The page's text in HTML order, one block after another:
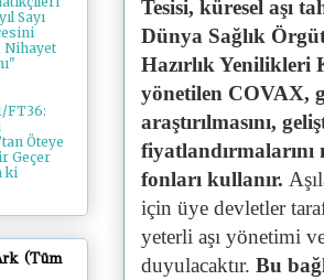
Tesisi, küresel aşı
Dünya Sağlık
Hazırlık Yenilikleri
yönetilen COVAX,
araştırılmasını,
fonları kullanır.
için üye devletler
yeterli aşı yönetimi
duyulacaktır. Bu
Sayı
Nihayet
FT36:
Öteye
Geçer
ki
(Tüm